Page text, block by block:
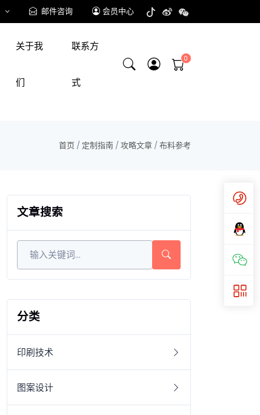
邮件咨询 会员中心
关于我
们
联系方
式
首页 / 定制指南/攻略文章/布料参考
文章搜索
分类
印刷技术
图案设计